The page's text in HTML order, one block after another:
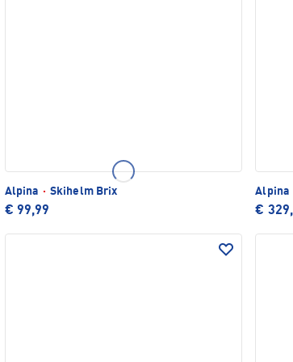
Alpina · Skihelm Brix
€ 99,99
Alpina
€